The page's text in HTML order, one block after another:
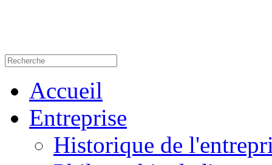
Accueil
Entreprise
Historique de